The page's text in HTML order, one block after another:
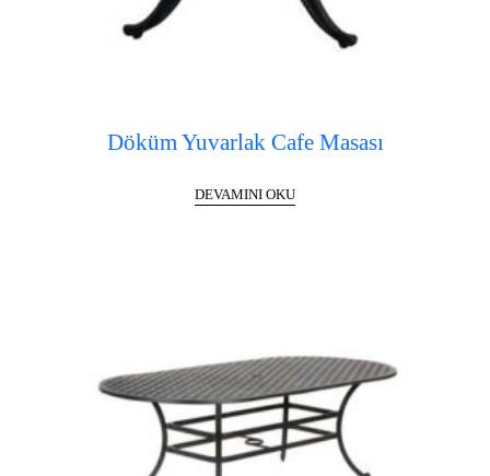
Döküm Yuvarlak Cafe Masası
DEVAMINI OKU